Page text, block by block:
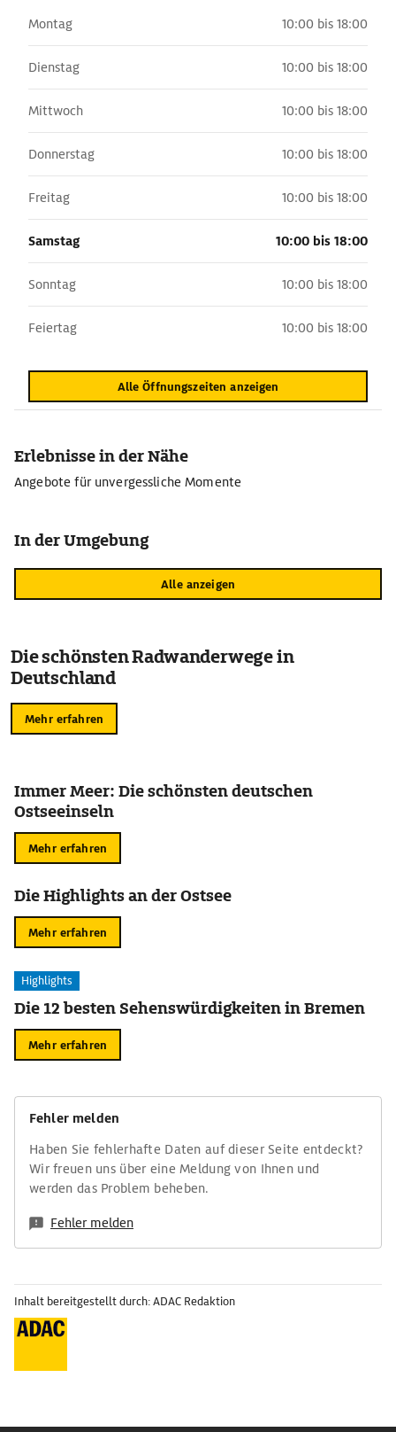
Montag 10:00 bis 18:00
Dienstag 10:00 bis 18:00
Mittwoch 10:00 bis 18:00
Donnerstag 10:00 bis 18:00
Freitag 10:00 bis 18:00
Samstag 10:00 bis 18:00
Sonntag 10:00 bis 18:00
Feiertag 10:00 bis 18:00
Alle Öffnungszeiten anzeigen
Erlebnisse in der Nähe
Angebote für unvergessliche Momente
In der Umgebung
Alle anzeigen
Die schönsten Radwanderwege in
Deutschland
Mehr erfahren
Immer Meer: Die schönsten deutschen
Ostseeinseln
Mehr erfahren
Die Highlights an der Ostsee
Mehr erfahren
Highlights
Die 12 besten Sehenswürdigkeiten in Bremen
Mehr erfahren
Fehler melden
Haben Sie fehlerhafte Daten auf dieser Seite entdeckt?
Wir freuen uns über eine Meldung von Ihnen und
werden das Problem beheben.
Fehler melden
Inhalt bereitgestellt durch: ADAC Redaktion